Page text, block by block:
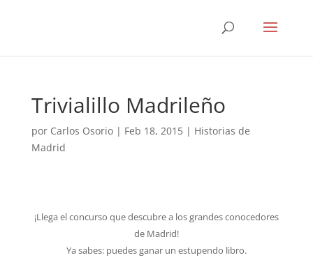
Trivialillo Madrileño
por Carlos Osorio| Feb 18, 2015| Historias de
Madrid
¡Llega el concurso que descubre a los grandes conocedores
de Madrid!
Ya sabes: puedes ganar un estupendo libro.